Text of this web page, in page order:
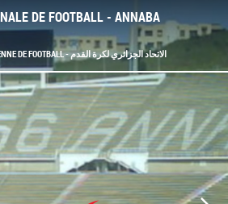
DE FOOTBALL - ANNABA
FÉDÉRATION ALGÉRIENNE DE FOOTBALL - الاتحاد الجزائري لكرة القدم